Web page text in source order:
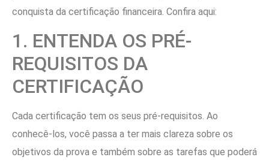
conquista da certificação financeira. Confira aqui:
1. ENTENDA OS PRÉ-
REQUISITOS DA
CERTIFICAÇÃO
Cada certificação tem os seus pré-requisitos. Ao
conhecê-los, você passa a ter mais clareza sobre os
objetivos da prova e também sobre as tarefas que poderá